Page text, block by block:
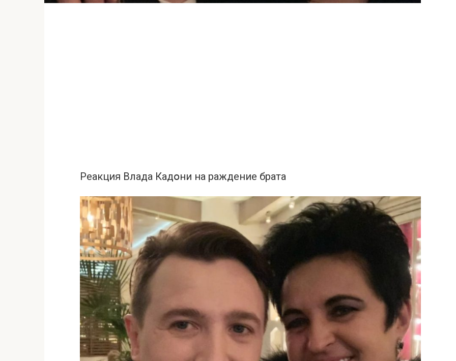
Реакция Влада Кадօни на раждение брата